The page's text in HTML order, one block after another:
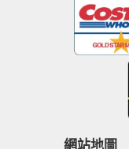
網站地圖